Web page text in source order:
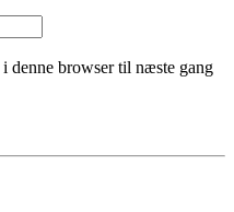
denne browser til næste gang